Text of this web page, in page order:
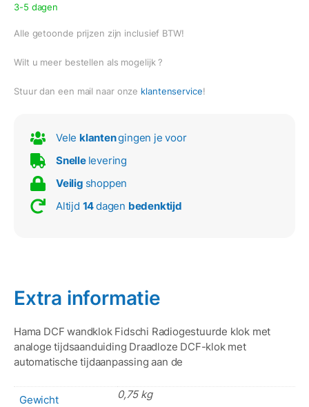
3-5 dagen
Alle getoonde prijzen zijn inclusief BTW!
Wilt u meer bestellen als mogelijk ?
Stuur dan een mail naar onze klantenservice!
Vele klantengingen je voor
Snelle levering
Veilig shoppen
Altijd 14dagen bedenktijd
Extra informatie
Hama DCF wandklok Fidschi Radiogestuurde klok met
analoge tijdsaanduiding Draadloze DCF-klok met
automatische tijdaanpassing aan de
Gewicht 0,75 kg